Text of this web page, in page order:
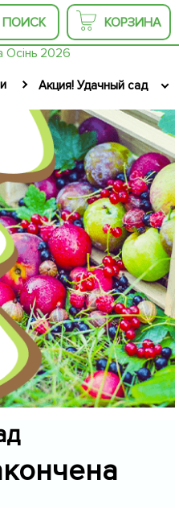
ПОИСК КОРЗИНА
Акция! Удачный сад